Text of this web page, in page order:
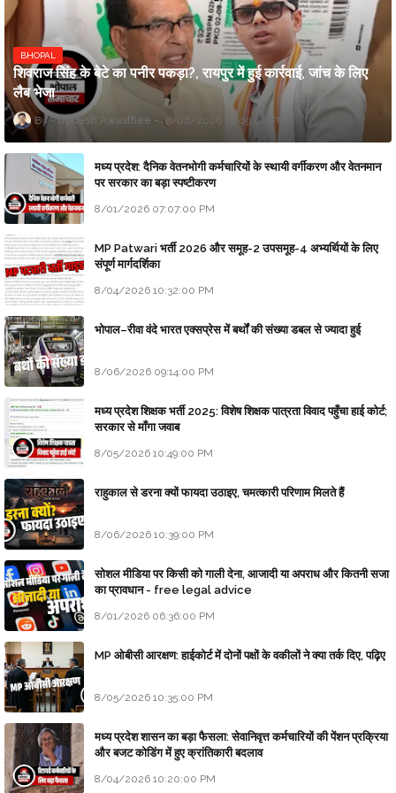
BHOPAL
शिवराज सिंह के बेटे का पनीर पकड़ा?, रायपुर में हुई कार्रवाई, जांच के लिए
लैब भेजा
Updesh Awasthee 8/06/2026 10:09:00 PM
मध्य प्रदेश: दैनिक वेतनभोगी कर्मचारियों के स्थायी वर्गीकरण और वेतनमान
पर सरकार का बड़ा स्पष्टीकरण
8/01/2026 07:07:00 PM
MP Patwari भर्ती 2026 और समूह-2 उपसमूह-4 अभ्यर्थियों के लिए
संपूर्ण मार्गदर्शिका
8/04/2026 10:32:00 PM
भोपाल–रीवा वंदे भारत एक्सप्रेस में बर्थों की संख्या डबल से ज्यादा हुई
8/06/2026 09:14:00 PM
मध्य प्रदेश शिक्षक भर्ती 2025: विशेष शिक्षक पात्रता विवाद पहुँचा हाई कोर्ट;
सरकार से माँगा जवाब
8/05/2026 10:49:00 PM
राहुकाल से डरना क्यों फायदा उठाइए, चमत्कारी परिणाम मिलते हैं
8/06/2026 10:39:00 PM
सोशल मीडिया पर किसी को गाली देना, आजादी या अपराध और कितनी सजा
का प्रावधान - free legal advice
8/01/2026 06:36:00 PM
MP ओबीसी आरक्षण: हाईकोर्ट में दोनों पक्षों के वकीलों ने क्या तर्क दिए, पढ़िए
8/05/2026 10:35:00 PM
मध्य प्रदेश शासन का बड़ा फैसला: सेवानिवृत्त कर्मचारियों की पेंशन प्रक्रिया
और बजट कोडिंग में हुए क्रांतिकारी बदलाव
8/04/2026 10:20:00 PM